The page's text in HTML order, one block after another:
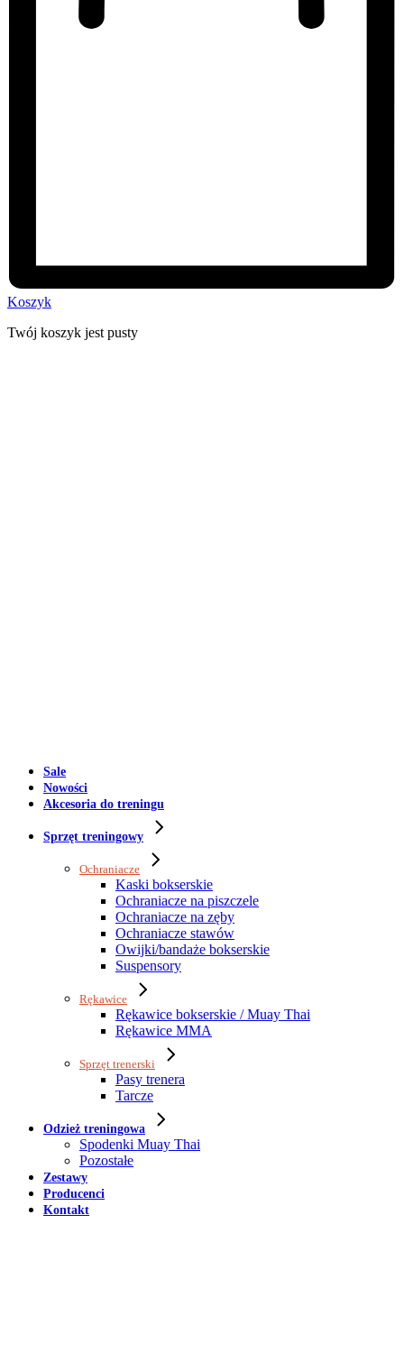
Koszyk
Twój koszyk jest pusty
Sale
Nowości
Akcesoria do treningu
Sprzęt treningowy
Ochraniacze
Kaski bokserskie
Ochraniacze na piszczele
Ochraniacze na zęby
Ochraniacze stawów
Owijki/bandaże bokserskie
Suspensory
Rękawice
Rękawice bokserskie / Muay Thai
Rękawice MMA
Sprzęt trenerski
Pasy trenera
Tarcze
Odzież treningowa
Spodenki Muay Thai
Pozostałe
Zestawy
Producenci
Kontakt